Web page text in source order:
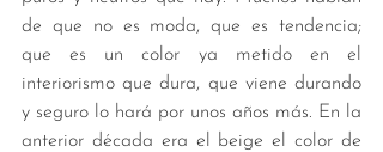
de que no es moda, que es tendencia;
que es un color ya metido en el
interiorismo que dura, que viene durando
y seguro lo hará por unos años más. En la
anterior década era el beige el color de